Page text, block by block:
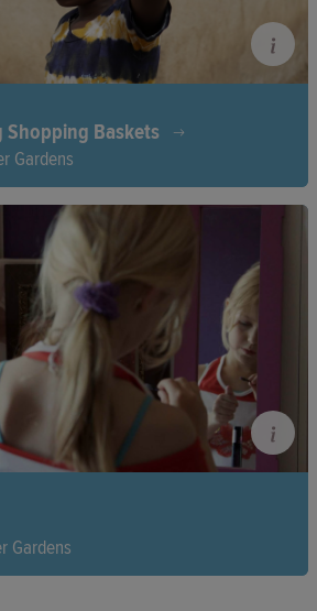
Shopping Baskets
Gardens
Jahren allein in Ghanas Slums,
Ihr einziger Wunsch: zurück nach
Reise über Ausbeutung, Mut und
Gardens